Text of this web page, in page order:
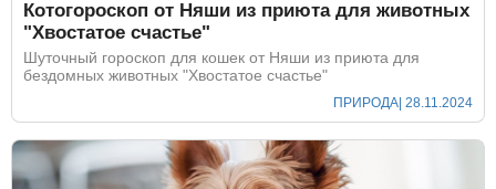
Котогороскоп от Няши из приюта для животных
"Хвостатое счастье"
Шуточный гороскоп для кошек от Няши из приюта для
бездомных животных "Хвостатое счастье"
ПРИРОДА | 28.11.2024